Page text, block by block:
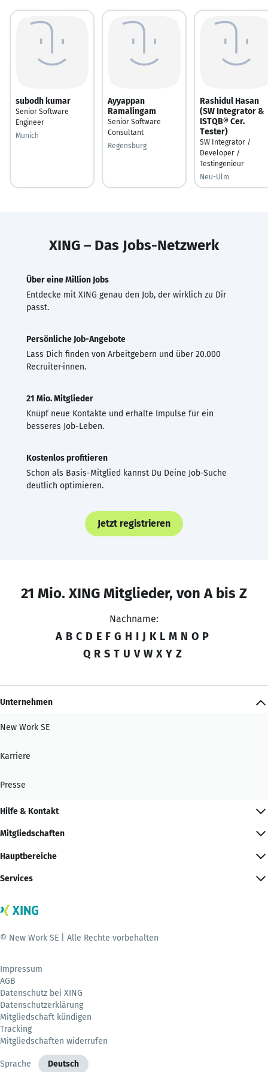
subodh kumar
Senior Software
Engineer
Munich
Ayyappan
Ramalingam
Senior Software
Consultant
Regensburg
Rashidul Hasan
(SW Integrator &
ISTQB® Cer.
Tester)
SW Integrator /
Developer /
Testingenieur
Neu-Ulm
XING – Das Jobs-Netzwerk
Über eine Million Jobs
Entdecke mit XING genau den Job, der wirklich zu Dir
passt.
Persönliche Job-Angebote
Lass Dich finden von Arbeitgebern und über 20.000
Recruiter·innen.
21 Mio. Mitglieder
Knüpf neue Kontakte und erhalte Impulse für ein
besseres Job-Leben.
Kostenlos profitieren
Schon als Basis-Mitglied kannst Du Deine Job-Suche
deutlich optimieren.
Jetzt registrieren
21 Mio. XING Mitglieder, von A bis Z
Nachname:
A B C D E F G H I J K L M N O P
Q R S T U V W X Y Z
Unternehmen
New Work SE
Karriere
Presse
Hilfe & Kontakt
Mitgliedschaften
Hauptbereiche
Services
© New Work SE | Alle Rechte vorbehalten
Impressum
AGB
Datenschutz bei XING
Datenschutzerklärung
Mitgliedschaft kündigen
Tracking
Mitgliedschaften widerrufen
Sprache Deutsch